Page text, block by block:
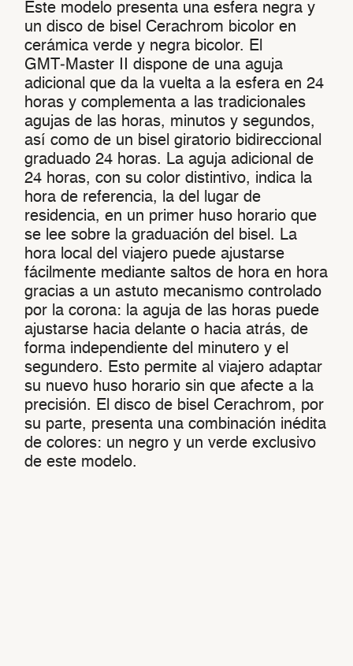
Este modelo presenta una esfera negra y
un disco de bisel Cerachrom bicolor en
cerámica verde y negra bicolor. El
GMT‑Master II dispone de una aguja
adicional que da la vuelta a la esfera en 24
horas y complementa a las tradicionales
agujas de las horas, minutos y segundos,
así como de un bisel giratorio bidireccional
graduado 24 horas. La aguja adicional de
24 horas, con su color distintivo, indica la
hora de referencia, la del lugar de
residencia, en un primer huso horario que
se lee sobre la graduación del bisel. La
hora local del viajero puede ajustarse
fácilmente mediante saltos de hora en hora
gracias a un astuto mecanismo controlado
por la corona: la aguja de las horas puede
ajustarse hacia delante o hacia atrás, de
forma independiente del minutero y el
segundero. Esto permite al viajero adaptar
su nuevo huso horario sin que afecte a la
precisión. El disco de bisel Cerachrom, por
su parte, presenta una combinación inédita
de colores: un negro y un verde exclusivo
de este modelo.